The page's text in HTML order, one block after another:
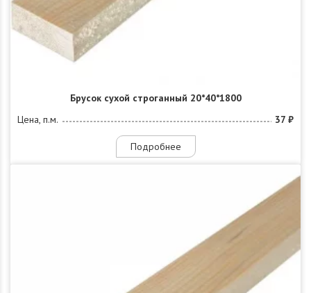
Брусок сухой строганный 20*40*1800
Цена, п.м.
37 ₽
Подробнее